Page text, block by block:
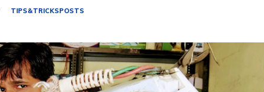
TIPS&TRICKSPOSTS